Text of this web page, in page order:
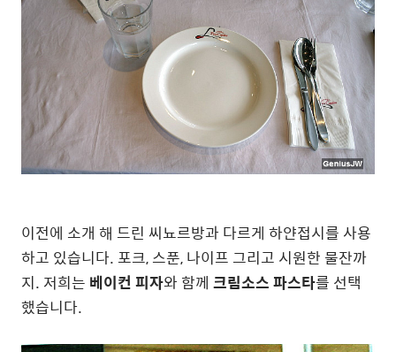
이전에 소개 해 드린 씨뇨르방과 다르게 하얀접시를 사용
하고 있습니다. 포크, 스푼, 나이프 그리고 시원한 물잔까
지. 저희는 베이컨 피자와 함께 크림소스 파스타를 선택
했습니다.